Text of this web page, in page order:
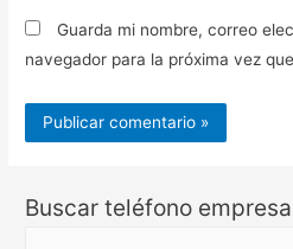
Guarda mi nombre, correo
navegador para la próxima vez
Buscar teléfono empresa